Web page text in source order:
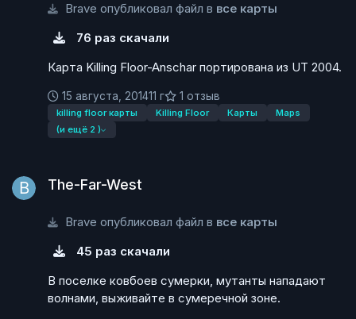
Brave опубликовал файл в все карты
76 раз скачали
Карта Killing Floor-Anschar портирована из UT 2004.
15 августа, 201411 г 1 отзыв
killing floor карты Killing Floor Карты
Maps
(и ещё 2 )
The-Far-West
Brave опубликовал файл в все карты
45 раз скачали
В поселке ковбоев сумерки, мутанты нападают
волнами, выживайте в сумеречной зоне.